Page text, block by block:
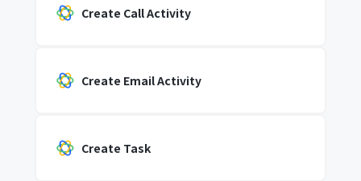
Create Call Activity
Create Email Activity
Create Task